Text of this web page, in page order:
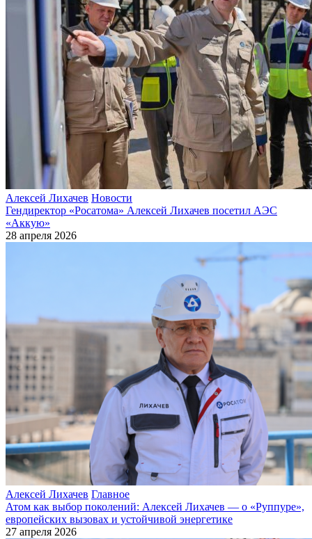
Алексей Лихачев Новости
Гендиректор «Росатома» Алексей Лихачев посетил АЭС
«Аккую»
28 апреля 2026
Алексей Лихачев Главное
Атом как выбор поколений: Алексей Лихачев — о «Руппуре»,
европейских вызовах и устойчивой энергетике
27 апреля 2026